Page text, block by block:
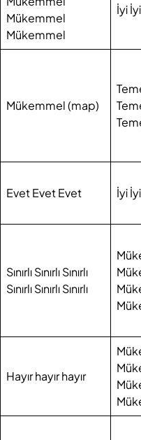
Mükemmel
Mükemmel
İyi
Mükemmel (map)
Evet Evet Evet İyi
Sınırlı Sınırlı Sınırlı
Sınırlı Sınırlı Sınırlı
Hayır hayır hayır